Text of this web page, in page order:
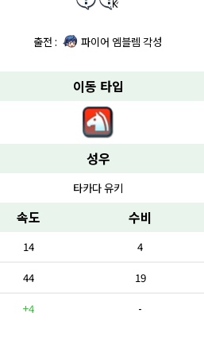
출전 : 파이어 엠블렘 각성
이동 타입
성우
타카다 유키
속도 수비
14 4
44 19
+4 -